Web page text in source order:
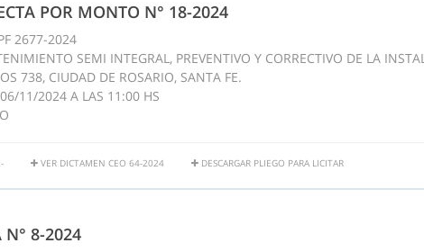
POR MONTO N° 18-2024
2677-2024
SEMI INTEGRAL, PREVENTIVO Y CORRECTIVO DE LA
738, CIUDAD DE ROSARIO, SANTA FE.
11/2024 A LAS 11:00 HS
VER DICTAMEN CEO 64-2024 DESCARGAR PLIEGO PARA LICITAR
N° 8-2024